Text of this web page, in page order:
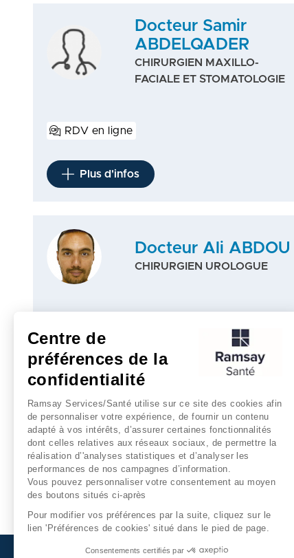
Docteur Samir
ABDELQADER
CHIRURGIEN MAXILLO-
FACIALE ET STOMATOLOGIE
RDV en ligne
Plus d'infos
Docteur Ali ABDOU
CHIRURGIEN UROLOGUE
RDV en ligne
Plus d'infos
Centre de
préférences de la
confidentialité
Ramsay Services/Santé utilise sur ce site des cookies afin
de personnaliser votre expérience, de fournir un contenu
adapté à vos intérêts, d’assurer certaines fonctionnalités
dont celles relatives aux réseaux sociaux, de permettre la
réalisation d’'analyses statistiques et d’analyser les
performances de nos campagnes d’information.
Vous pouvez personnaliser votre consentement au moyen
des boutons situés ci-après
Pour modifier vos préférences par la suite, cliquez sur le
lien 'Préférences de cookies' situé dans le pied de page.
Consentements certifiés par